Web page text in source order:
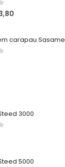
é:
carapau
3000
5000